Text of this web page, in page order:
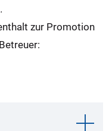
zur Promotion